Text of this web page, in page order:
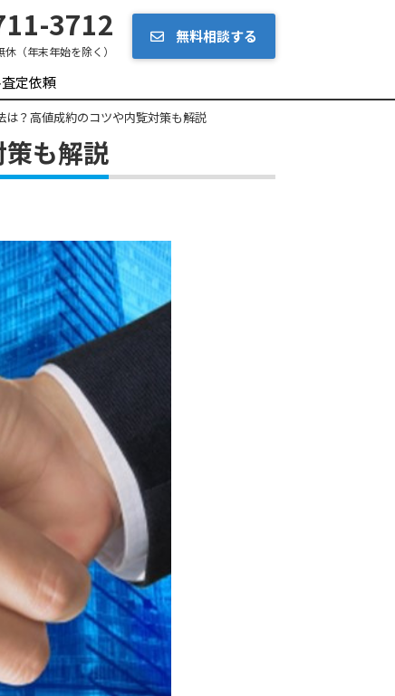
3712
休（年末年始を除く）
無料相談する
定依頼
？高値成約のコツや内覧対策も解説
も解説